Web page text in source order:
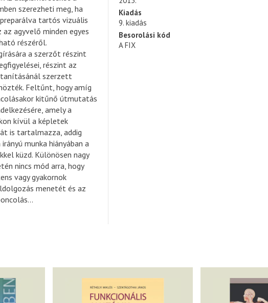
szerezheti meg, ha
tartós vizuális
agyvelő minden egyes
részéről.
a szerzőt részint
részint az
szerzett
Feltűnt, hogy amíg
kitűnő útmutatás
amely a
kívül a képletek
is tartalmazza, addig
munka hiányában a
küzd. Különösen nagy
nincs mód arra, hogy
vagy gyakornok
menetét és az
...
Kiadás
9. kiadás
Besorolási kód
A FIX